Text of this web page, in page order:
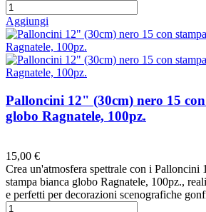
Aggiungi
Palloncini 12" (30cm) nero 15
globo Ragnatele, 100pz.
15,00 €
Crea un'atmosfera spettrale con i Palloncini
stampa bianca globo Ragnatele, 100pz.,
e perfetti per decorazioni scenografiche